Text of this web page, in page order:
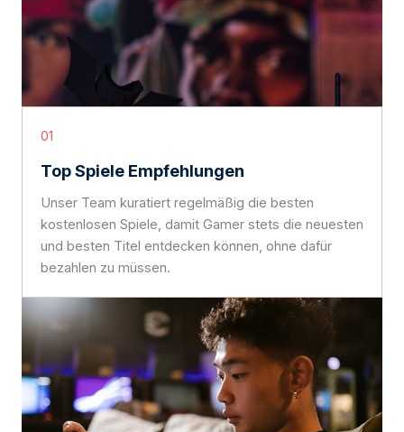
01
Top Spiele Empfehlungen
Unser Team kuratiert regelmäßig die besten
kostenlosen Spiele, damit Gamer stets die neuesten
und besten Titel entdecken können, ohne dafür
bezahlen zu müssen.